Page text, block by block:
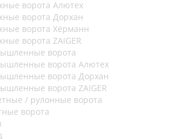
ворота Алютех
ворота Дорхан
ворота Хёрманн
ворота ZAIGER
ворота
ворота Алютех
ворота Дорхан
ворота ZAIGER
/ рулонные ворота
ворота